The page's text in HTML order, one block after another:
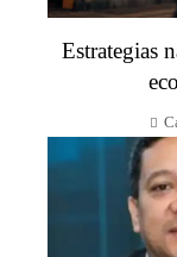
Estrategias